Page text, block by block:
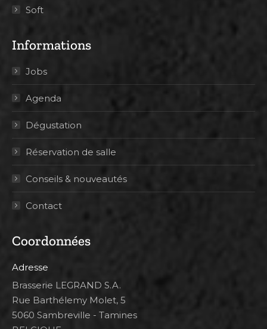
Soft
Informations
Jobs
Agenda
Dégustation
Réservation de salle
Conseils & nouveautés
Contact
Coordonnées
Adresse
Brasserie LEGRAND S.A.
Rue Barthélemy Molet, 5
5060 Sambreville - Tamines